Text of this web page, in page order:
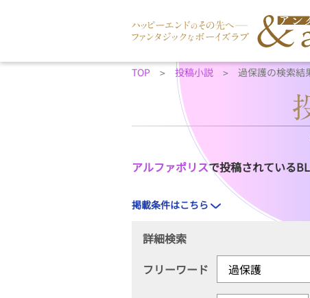
TOP 投稿小説 過保護の検索結
アルファポリスで投稿されている
掲載条件はこちら
詳細検索
フリーワード